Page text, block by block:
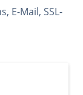
E-Mail, SSL-